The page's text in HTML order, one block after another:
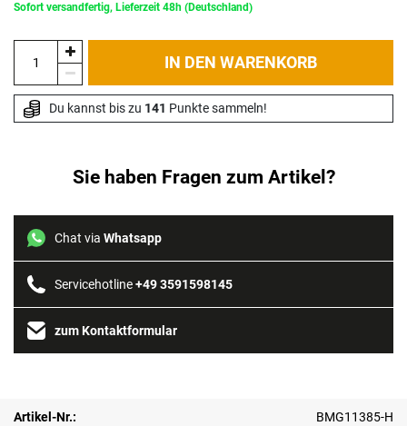
Sofort versandfertig, Lieferzeit 48h (Deutschland)
IN DEN WARENKORB
Du kannst bis zu 141 Punkte sammeln!
Sie haben Fragen zum Artikel?
Chat via Whatsapp
Servicehotline+49 3591598145
zum Kontaktformular
Artikel-Nr.: BMG11385-H